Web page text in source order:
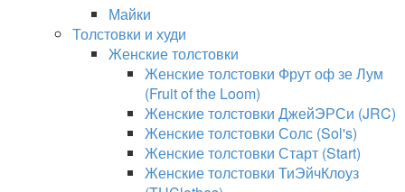
Майки
Толстовки и худи
Женские толстовки
Женские толстовки Фрут оф зе Лум
(Fruit of the Loom)
Женские толстовки ДжейЭРСи (JRC)
Женские толстовки Солс (Sol's)
Женские толстовки Старт (Start)
Женские толстовки ТиЭйчКлоуз